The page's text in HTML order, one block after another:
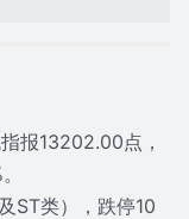
报13202.00点，
ST类），跌停10